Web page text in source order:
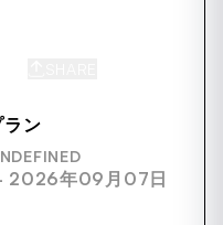
ン
2026年09月07日